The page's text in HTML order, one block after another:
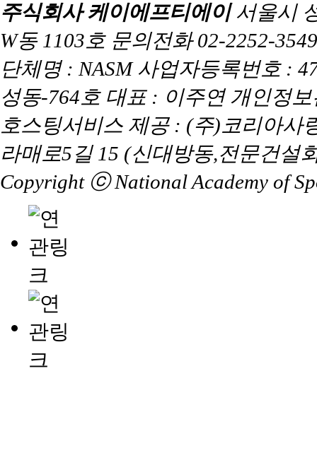
주식회사 케이에프티에이서울시
W동 1103호 문의전화 02-2252-
단체명 : NASM 사업자등록번호 :
성동-764호 대표 : 이주연 개인정
호스팅서비스 제공 : (주)코리아
라매로5길 15 (신대방동,전문건설
Copyright ⓒ National Academy of